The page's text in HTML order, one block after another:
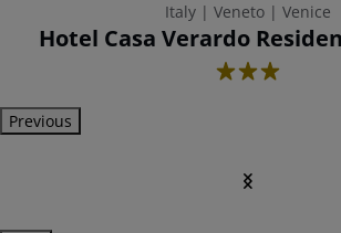
Italy | Veneto | Venice
Hotel Casa Verardo
3
Previous